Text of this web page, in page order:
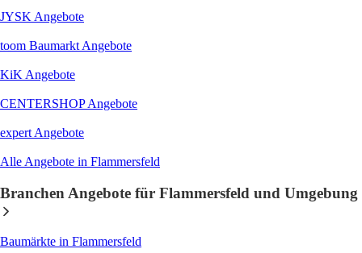
JYSK Angebote
toom Baumarkt Angebote
KiK Angebote
CENTERSHOPAngebote
expert Angebote
Alle Angebote in Flammersfeld
Branchen Angebote für Flammersfeld und Umgebung
Baumärkte in Flammersfeld